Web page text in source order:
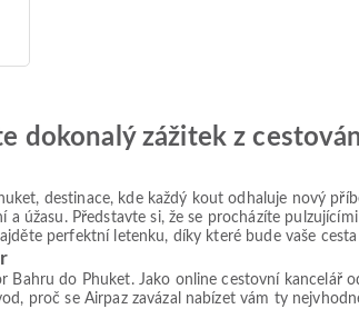
dokonalý zážitek z
destinace, kde každý kout odhaluje nový
úžasu. Představte si, že se procházíte
perfektní letenku, díky které bude vaše
Bahru do Phuket. Jako online cestovní kancelář
proč se Airpaz zavázal nabízet vám ty